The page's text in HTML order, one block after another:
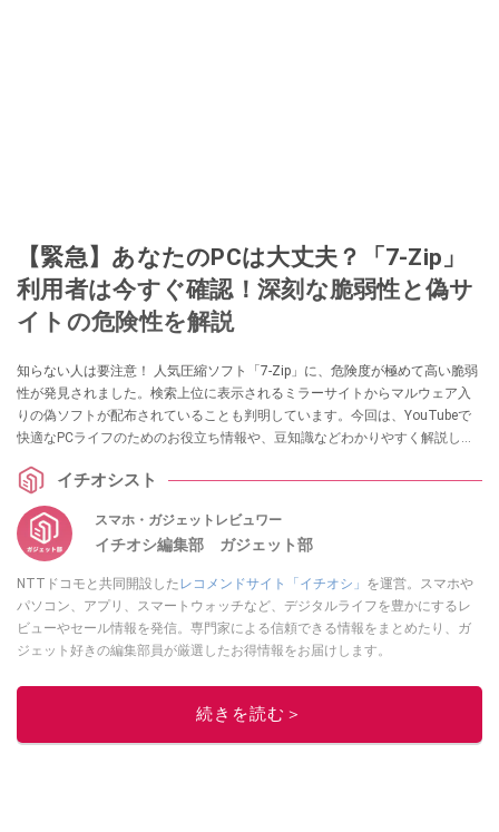
【緊急】あなたのPCは大丈夫？「7-Zip」
利用者は今すぐ確認！深刻な脆弱性と偽サ
イトの危険性を解説
知らない人は要注意！ 人気圧縮ソフト「7-Zip」に、危険度が極めて高い脆弱
性が発見されました。検索上位に表示されるミラーサイトからマルウェア入
りの偽ソフトが配布されていることも判明しています。今回は、YouTubeで
快適なPCライフのためのお役立ち情報や、豆知識などわかりやすく解説して
ぜひ動画と合わせてチェックしてみてください。
イチオシスト
スマホ・ガジェットレビュワー
イチオシ編集部 ガジェット部
NTTドコモと共同開設した レコメンドサイト「イチオシ」 を運営。スマホや
パソコン、アプリ、スマートウォッチなど、デジタルライフを豊かにするレ
ビューやセール情報を発信。専門家による信頼できる情報をまとめたり、ガ
ジェット好きの編集部員が厳選したお得情報をお届けします。
このイチオシストの他の記事を読む
続きを読む＞